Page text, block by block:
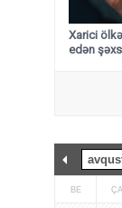
Xarici
edən
BE ÇA